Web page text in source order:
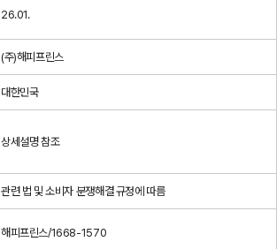
26.01.
(주)해피프린스
대한민국
상세설명 참조
관련 법 및 소비자 분쟁해결 규정에 따름
해피프린스/1668-1570